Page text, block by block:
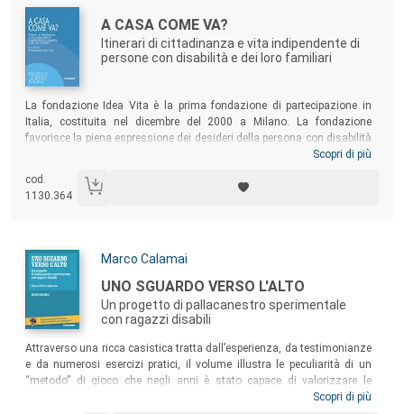
Autori:
Titolo:
A CASA COME VA?
Itinerari di cittadinanza e vita indipendente di
persone con disabilità e dei loro familiari
Sommario:
La fondazione Idea Vita è la prima fondazione di partecipazione in
Italia, costituita nel dicembre del 2000 a Milano. La fondazione
favorisce la piena espressione dei desideri della persona con disabilità
e della sua famiglia con l’obiettivo di costruire percorsi di vita
territorio. Questo volume nasce dal lavoro quotidiano della
fondazione, in particolare dagli incontri periodici di confronto con
Scopri di più
cod.
1130.364
Autori:
Marco Calamai
Titolo:
UNO SGUARDO VERSO L'ALTO
Un progetto di pallacanestro sperimentale
con ragazzi disabili
Sommario:
Attraverso una ricca casistica tratta dall’esperienza, da testimonianze
e da numerosi esercizi pratici, il volume illustra le peculiarità di un
“metodo” di gioco che negli anni è stato capace di valorizzare le
qualità di molti ragazzi disabili. Questa nuova edizione del testo
Scopri di più